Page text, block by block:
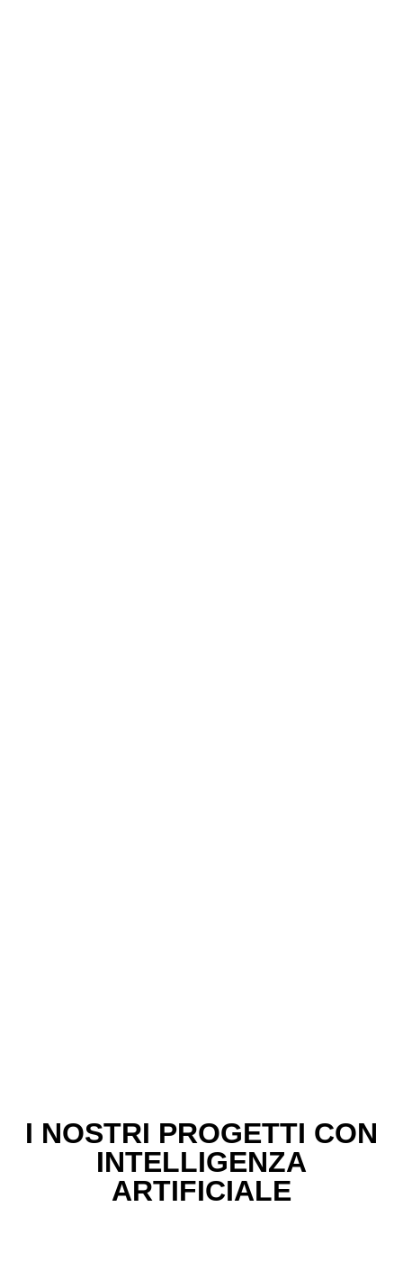
I NOSTRI PROGETTI CON
INTELLIGENZA
ARTIFICIALE